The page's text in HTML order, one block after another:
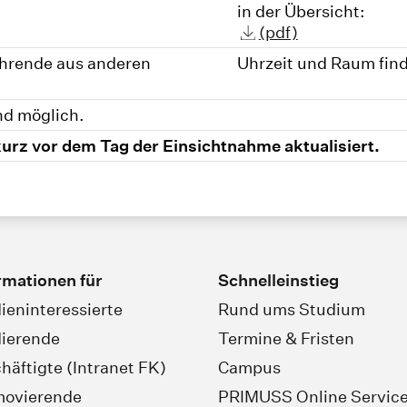
in der Übersicht:
(pdf)
aus anderen
Uhrzeit und Raum
möglich.
vor dem Tag der Einsichtnahme aktualisiert.
für
(Intranet FK)
Schnelleinstieg
Rund ums Studium
Termine & Fristen
Campus
PRIMUSS Online